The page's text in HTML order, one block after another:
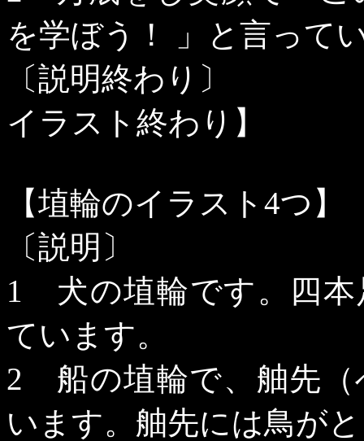
を学ぼう！ 」と言って
〔説明終わり〕
イラスト終わり】
【埴輪のイラスト 4つ】
〔説明〕
1 犬の埴輪です。四本
ています。
2 船の埴輪で、舳先（
います。舳先には鳥が